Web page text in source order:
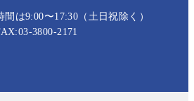
は9:00〜17:30（土日祝除く）
3800-2171